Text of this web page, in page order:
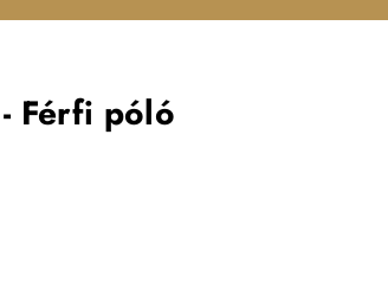
Férfi póló